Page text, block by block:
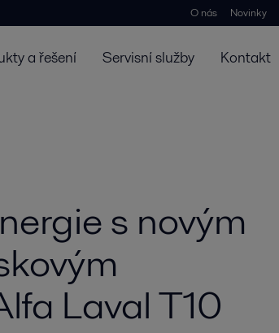
O nás Novinky
a řešení Servisní služby Kontakt
s novým
Laval T10